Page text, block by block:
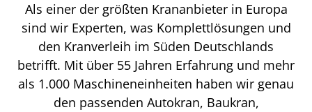
Als einer der größten Krananbieter in Europa
sind wir Experten, was Komplettlösungen und
den Kranverleih im Süden Deutschlands
betrifft. Mit über 55 Jahren Erfahrung und mehr
als 1.000 Maschineneinheiten haben wir genau
den passenden Autokran, Baukran,